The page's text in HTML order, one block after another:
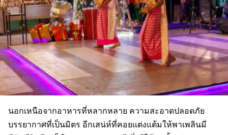
นอกเหนือจากอาหารที่หลากหลาย ความสะอาดปลอดภัย
บรรยากาศที่เป็นมิตร อีกเสน่ห์ที่คอยแต่งแต้มให้พาเพลินมี